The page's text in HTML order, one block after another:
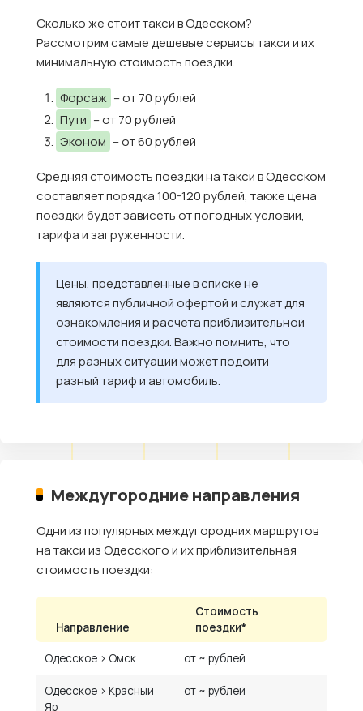
Сколько же стоит такси в Одесском?
Рассмотрим самые дешевые сервисы такси и их
минимальную стоимость поездки.
Форсаж – от 70 рублей
Пути – от 70 рублей
Эконом – от 60 рублей
Средняя стоимость поездки на такси в Одесском
составляет порядка 100-120 рублей, также цена
поездки будет зависеть от погодных условий,
тарифа и загруженности.
Цены, представленные в списке не
являются публичной офертой и служат для
ознакомления и расчёта приблизительной
стоимости поездки. Важно помнить, что
для разных ситуаций может подойти
разный тариф и автомобиль.
Междугородние направления
Одни из популярных междугородних маршрутов
на такси из Одесского и их приблизительная
стоимость поездки:
Направление
Стоимость
поездки*
Одесское › Омск от ~ рублей
Одесское › Красный
Яр
от ~ рублей